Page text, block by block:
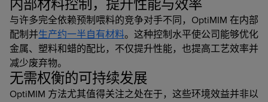
内部材料控制，提升性能与效率
与许多完全依赖预制喂料的竞争对手不同，OptiMIM 在内部
配制并生产约一半自有材料。这种控制水平使公司能够优化
金属、塑料和蜡的配比，不仅提升性能，也提高工艺效率并
减少废弃物。
无需权衡的可持续发展
OptiMIM 方法尤其值得关注之处在于，这些环境效益并非以